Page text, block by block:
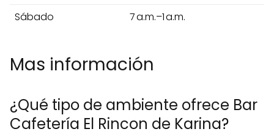
Sábado
7 a.m.–1 a.m.
Mas información
¿Qué tipo de ambiente ofrece Bar
Cafetería El Rincon de Karina?